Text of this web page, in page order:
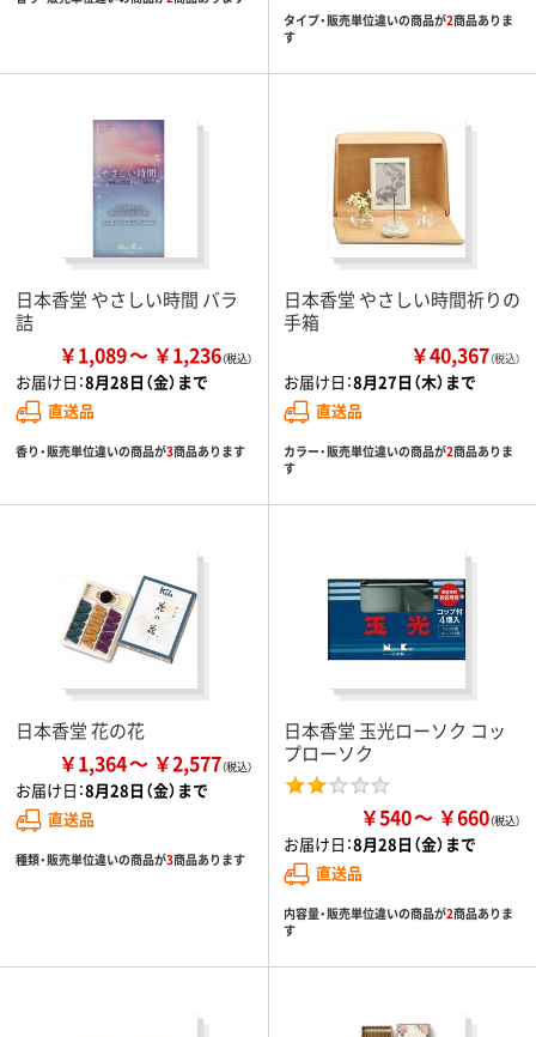
タイプ・販売単位違いの商品が2商品ありま
す
日本香堂 やさしい時間 バラ
詰
￥1,089 ￥1,236
お届け日：8月28日（金）まで
直送品
香り・販売単位違いの商品が3商品あります
日本香堂 やさしい時間祈りの
手箱
￥40,367（税込）
お届け日：8月27日（木）まで
直送品
カラー・販売単位違いの商品が2商品ありま
す
日本香堂 花の花
￥1,364 ￥2,577
お届け日：8月28日（金）まで
直送品
種類・販売単位違いの商品が3商品あります
日本香堂 玉光ローソク コッ
プローソク
￥540 ￥660
お届け日：8月28日（金）まで
直送品
内容量・販売単位違いの商品が2商品ありま
す